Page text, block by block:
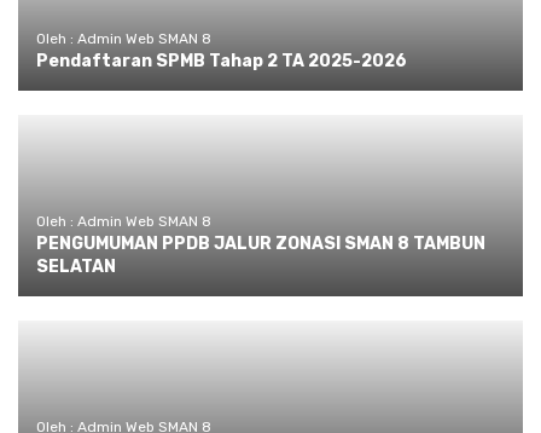
Oleh : Admin Web SMAN 8
Pendaftaran SPMB Tahap 2 TA 2025-2026
Oleh : Admin Web SMAN 8
PENGUMUMAN PPDB JALUR ZONASI SMAN 8 TAMBUN
SELATAN
Oleh : Admin Web SMAN 8